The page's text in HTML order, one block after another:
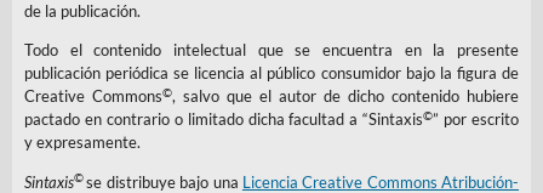
de la publicación.
Todo el contenido intelectual que se encuentra en la presente
publicación periódica se licencia al público consumidor bajo la figura de
Creative Commons©, salvo que el autor de dicho contenido hubiere
pactado en contrario o limitado dicha facultad a “Sintaxis©” por escrito
y expresamente.
Sintaxis©se distribuye bajo una Licencia Creative Commons Atribución-